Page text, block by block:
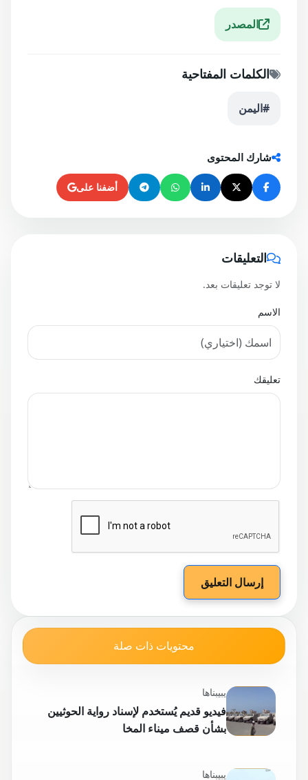
المصدر
الكلمات المفتاحية
#اليمن
شارك المحتوى
أضفنا على
التعليقات
لا توجد تعليقات بعد.
الاسم
تعليقك
إرسال التعليق
محتويات ذات صلة
يبيبناها
فيديو قديم يُستخدم لإسناد رواية الحوثيين
بشأن قصف ميناء المخا
يبيبناها